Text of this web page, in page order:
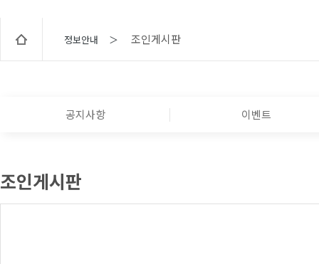
정보안내 ＞ 조인게시판
공지사항 이벤트
조인게시판